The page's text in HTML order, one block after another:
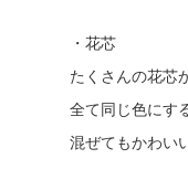
・花芯
たくさんの花芯
全て同じ色に
混ぜてもかわい